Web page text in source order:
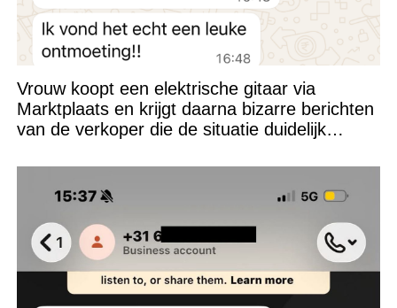
Vrouw koopt een elektrische gitaar via
Marktplaats en krijgt daarna bizarre berichten
van de verkoper die de situatie duidelijk